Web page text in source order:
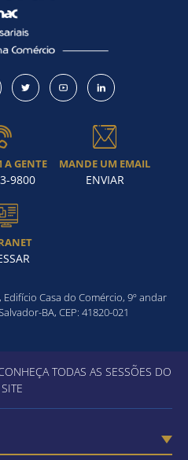
A GENTE
9800
MANDE UM EMAIL
ENVIAR
Casa do Comércio, 9º andar
BA, CEP: 41820-021
TODAS AS SESSÕES DO
SITE